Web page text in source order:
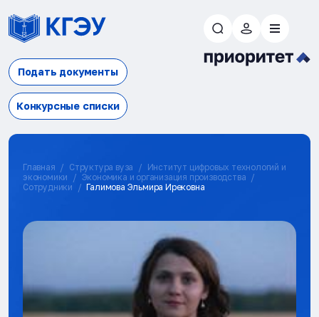
Подать документы
Конкурсные списки
Главная Структура вуза
Институт цифровых технологий и
экономики
Экономика и организация производства
Сотрудники
Галимова Эльмира Ирековна